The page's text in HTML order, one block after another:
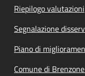
Riepilogo valutazioni
Segnalazione
Piano di
Comune di